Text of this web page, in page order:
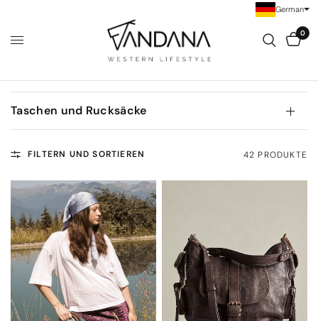
0
Taschen und Rucksäcke
FILTERN UND SORTIEREN 42 PRODUKTE
German